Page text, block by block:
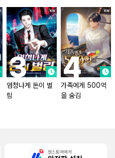
엄청나게 돈이 벌
림
가족에게 500억
을 숨김
원스토어에서